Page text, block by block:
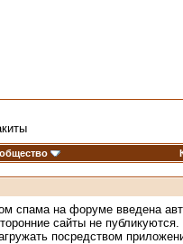
спама на форуме введена
сайты не публикуются.
посредством